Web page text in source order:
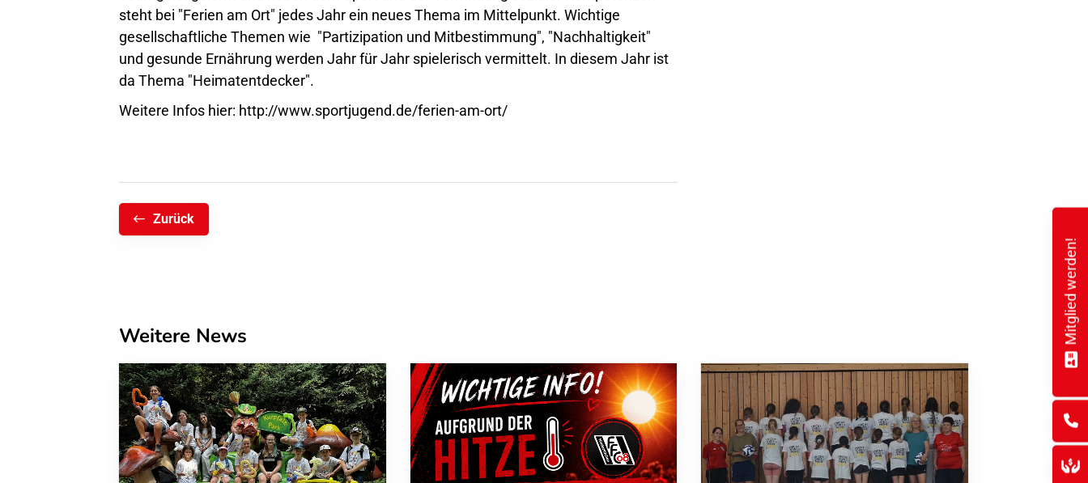
steht bei "Ferien am Ort" jedes Jahr ein neues Thema im Mittelpunkt. Wichtige
gesellschaftliche Themen wie "Partizipation und Mitbestimmung", "Nachhaltigkeit"
und gesunde Ernährung werden Jahr für Jahr spielerisch vermittelt. In diesem Jahr ist
da Thema "Heimatentdecker".
Weitere Infos hier: http://www.sportjugend.de/ferien-am-ort/
Zurück
Weitere News Mitglied werden!